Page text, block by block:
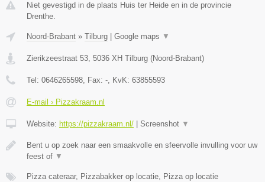
Niet gevestigd in de plaats Huis ter Heide en in de provincie
Drenthe.
Noord-Brabant » Tilburg Google maps ▼
Zierikzeestraat 53, 5036 XH Tilburg (Noord-Brabant)
Tel: 0646265598, Fax: -, KvK: 63855593
E-mail › Pizzakraam.nl
Website: https://pizzakraam.nl/ Screenshot ▼
Bent u op zoek naar een smaakvolle en sfeervolle invulling voor uw
feest of ▼
Pizza cateraar, Pizzabakker op locatie, Pizza op locatie